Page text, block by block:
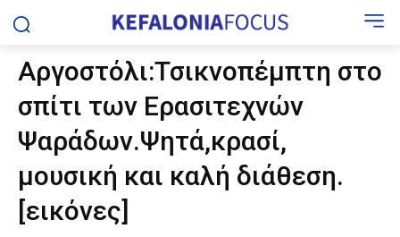
Αργοστόλι:Τσικνοπέμπτη στο
σπίτι των Ερασιτεχνών
Ψαράδων.Ψητά,κρασί,
μουσική και καλή διάθεση.
[εικόνες]